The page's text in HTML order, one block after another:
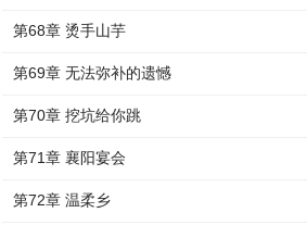
第68章 烫手山芋
第69章 无法弥补的遗憾
第70章 挖坑给你跳
第71章 襄阳宴会
第72章 温柔乡